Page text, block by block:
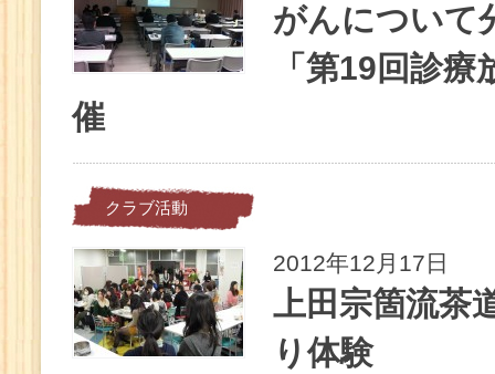
がんについて
「第19回診
催
クラブ活動
2012年12月17日
上田宗箇流茶
り体験